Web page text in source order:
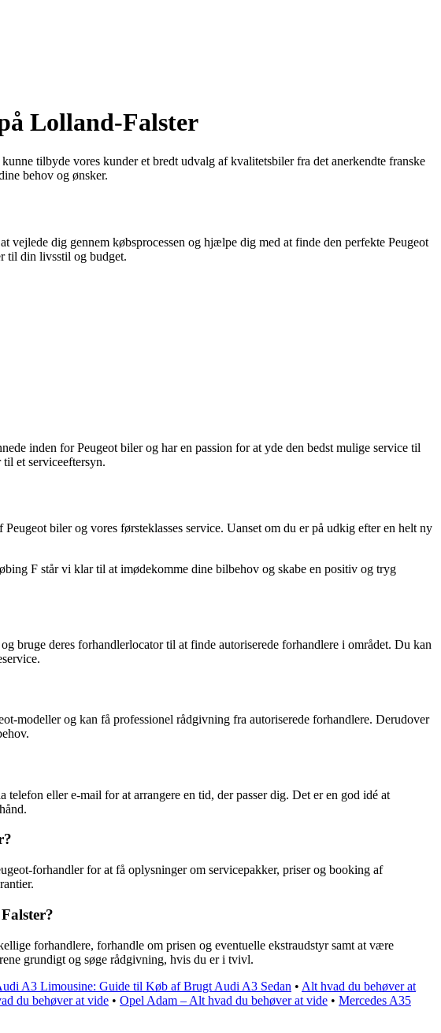
Lolland-Falster
tilbyde vores kunder et bredt udvalg af kvalitetsbiler fra det anerkendte franske
behov og ønsker.
dig gennem købsprocessen og hjælpe dig med at finde den perfekte Peugeot
til din livsstil og budget.
inden for Peugeot biler og har en passion for at yde den bedst mulige service til
et serviceeftersyn.
biler og vores førsteklasses service. Uanset om du er på udkig efter en helt ny
F står vi klar til at imødekomme dine bilbehov og skabe en positiv og tryg
bruge deres forhandlerlocator til at finde autoriserede forhandlere i området. Du kan
modeller og kan få professionel rådgivning fra autoriserede forhandlere. Derudover
eller e-mail for at arrangere en tid, der passer dig. Det er en god idé at
forhandler for at få oplysninger om servicepakker, priser og booking af
forhandlere, forhandle om prisen og eventuelle ekstraudstyr samt at være
grundigt og søge rådgivning, hvis du er i tvivl.
A3 Limousine: Guide til Køb af Brugt Audi A3 Sedan • Alt hvad du behøver at
du behøver at vide • Opel Adam – Alt hvad du behøver at vide • Mercedes A35